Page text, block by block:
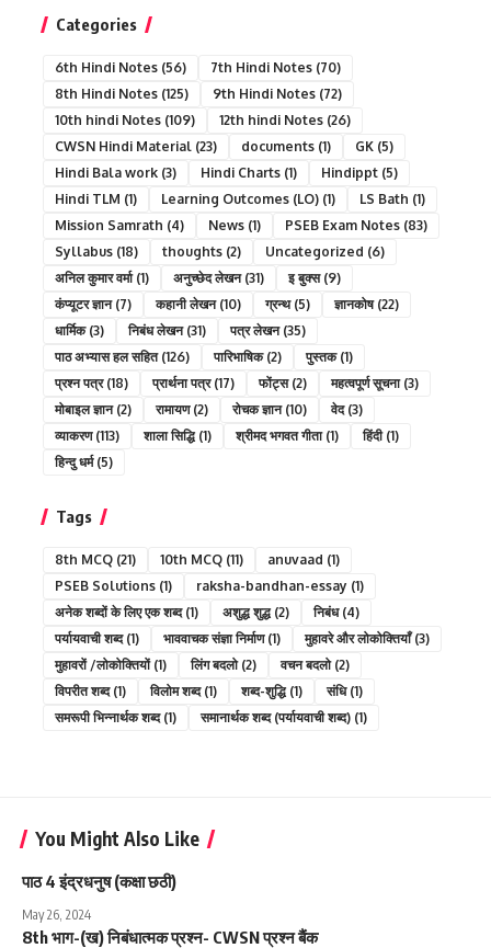
Categories
6th Hindi Notes (56) 7th Hindi Notes (70)
8th Hindi Notes (125) 9th Hindi Notes (72)
10th hindi Notes (109) 12th hindi Notes (26)
CWSN Hindi Material (23) documents (1) GK (5)
Hindi Bala work (3) Hindi Charts (1) Hindippt (5)
Hindi TLM (1) Learning Outcomes (LO) (1) LS Bath (1)
Mission Samrath (4) News (1) PSEB Exam Notes (83)
Syllabus (18) thoughts (2) Uncategorized (6)
अनिल कुमार वर्मा(1) अनुच्छेद लेखन(31) इ बुक्स(9)
कंप्यूटर ज्ञान(7) कहानी लेखन(10) ग्रन्थ(5) ज्ञानकोष(22)
धार्मिक(3) निबंध लेखन(31) पत्र लेखन(35)
पाठ अभ्यास हल सहित(126) पारिभाषिक(2) पुस्तक(1)
प्रश्न पत्र(18) प्रार्थना पत्र(17) फोंट्स(2) महत्वपूर्ण सूचना(3)
मोबाइल ज्ञान(2) रामायण(2) रोचक ज्ञान(10) वेद(3)
व्याकरण(113) शाला सिद्धि(1) श्रीमद भगवत गीता(1) हिंदी(1)
हिन्दु धर्म(5)
Tags
8th MCQ (21) 10th MCQ (11) anuvaad (1)
PSEB Solutions (1) raksha-bandhan-essay (1)
अनेक शब्दों के लिए एक शब्द(1) अशुद्ध शुद्ध(2) निबंध(4)
पर्यायवाची शब्द(1) भाववाचक संज्ञा निर्माण(1) मुहावरे और लोकोक्तियाँ(3)
मुहावरों /लोकोक्तियों(1) लिंग बदलो(2) वचन बदलो(2)
विपरीत शब्द(1) विलोम शब्द(1) शब्द-शुद्धि(1) संधि(1)
समरूपी भिन्नार्थक शब्द(1) समानार्थक शब्द (पर्यायवाची शब्द) (1)
You Might Also Like
पाठ 4 इंद्रधनुष (कक्षा छठी)
May 26, 2024
8th भाग-(ख) निबंधात्मक प्रश्न- CWSN प्रश्न बैंक